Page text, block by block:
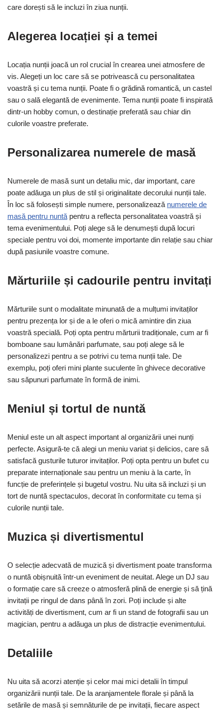
care dorești să le incluzi în ziua nunții.
Alegerea locației și a temei
Locația nunții joacă un rol crucial în crearea unei atmosfere de
vis. Alegeți un loc care să se potrivească cu personalitatea
voastră și cu tema nunții. Poate fi o grădină romantică, un castel
sau o sală elegantă de evenimente. Tema nunții poate fi inspirată
dintr-un hobby comun, o destinație preferată sau chiar din
culorile voastre preferate.
Personalizarea numerele de masă
Numerele de masă sunt un detaliu mic, dar important, care
poate adăuga un plus de stil și originalitate decorului nunții tale.
În loc să folosești simple numere, personalizează numerele de
masă pentru nuntă pentru a reflecta personalitatea voastră și
tema evenimentului. Poți alege să le denumești după locuri
speciale pentru voi doi, momente importante din relație sau chiar
după pasiunile voastre comune.
Mărturiile și cadourile pentru invitați
Mărturiile sunt o modalitate minunată de a mulțumi invitaților
pentru prezența lor și de a le oferi o mică amintire din ziua
voastră specială. Poți opta pentru mărturii tradiționale, cum ar fi
bomboane sau lumânări parfumate, sau poți alege să le
personalizezi pentru a se potrivi cu tema nunții tale. De
exemplu, poți oferi mini plante suculente în ghivece decorative
sau săpunuri parfumate în formă de inimi.
Meniul și tortul de nuntă
Meniul este un alt aspect important al organizării unei nunți
perfecte. Asigură-te că alegi un meniu variat și delicios, care să
satisfacă gusturile tuturor invitaților. Poți opta pentru un bufet cu
preparate internaționale sau pentru un meniu à la carte, în
funcție de preferințele și bugetul vostru. Nu uita să incluzi și un
tort de nuntă spectaculos, decorat în conformitate cu tema și
culorile nunții tale.
Muzica și divertismentul
O selecție adecvată de muzică și divertisment poate transforma
o nuntă obișnuită într-un eveniment de neuitat. Alege un DJ sau
o formație care să creeze o atmosferă plină de energie și să țină
invitații pe ringul de dans până în zori. Poți include și alte
activități de divertisment, cum ar fi un stand de fotografii sau un
magician, pentru a adăuga un plus de distracție evenimentului.
Detaliile
Nu uita să acorzi atenție și celor mai mici detalii în timpul
organizării nunții tale. De la aranjamentele florale și până la
setările de masă și semnăturile de pe invitații, fiecare aspect